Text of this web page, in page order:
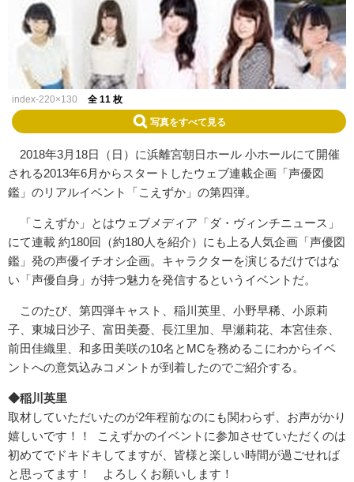
index-220×130 全 11 枚
写真をすべて見る
2018年3月18日（日）に浜離宮朝日ホール 小ホールにて開催
される2013年6月からスタートしたウェブ連載企画「声優図
鑑」のリアルイベント「こえずか」の第四弾。
「こえずか」とはウェブメディア「ダ・ヴィンチニュース」
にて連載 約180回（約180人を紹介）にも上る人気企画「声優図
鑑」発の声優イチオシ企画。キャラクターを演じるだけではな
い「声優自身」が持つ魅力を発信するというイベントだ。
このたび、第四弾キャスト、稲川英里、小野早稀、小原莉
子、東城日沙子、富田美憂、長江里加、早瀬莉花、本宮佳奈、
前田佳織里、和多田美咲の10名とMCを務めるこにわからイベ
ントへの意気込みコメントが到着したのでご紹介する。
◆稲川英里
取材していただいたのが2年程前なのにも関わらず、お声がかり
嬉しいです！！ こえずかのイベントに参加させていただくのは
初めてでドキドキしてますが、皆様と楽しい時間が過ごせれば
と思ってます！ よろしくお願いします！